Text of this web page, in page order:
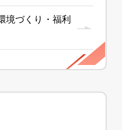
境づくり・福利